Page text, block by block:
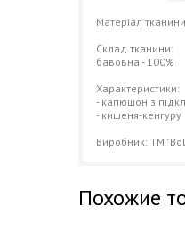
Матеріал
Склад тканини:
бавовна - 100%
Характеристики:
- капюшон з
- кишеня-кенгуру
Виробник: ТМ
Похожие